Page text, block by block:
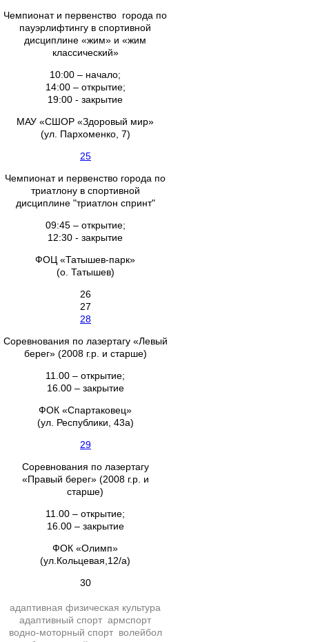
Чемпионат и первенство города по
пауэрлифтингу в спортивной
дисциплине «жим» и «жим
классический»
10:00 – начало;
14:00 – открытие;
19:00 - закрытие
МАУ «СШОР «Здоровый мир»
(ул. Пархоменко, 7)
25
Чемпионат и первенство города по
триатлону в спортивной
дисциплине "триатлон спринт"
09:45 – открытие;
12:30 - закрытие
ФОЦ «Татышев-парк»
(о. Татышев)
26
27
28
Соревнования по лазертагу «Левый
берег» (2008 г.р. и старше)
11.00 – открытие;
16.00 – закрытие
ФОК «Спартаковец»
(ул. Республики, 43а)
29
Соревнования по лазертагу
«Правый берег» (2008 г.р. и
старше)
11.00 – открытие;
16.00 – закрытие
ФОК «Олимп»
(ул.Кольцевая,12/а)
30
адаптивная физическая культура
адаптивный спорт армспорт
водно-моторный спорт волейбол